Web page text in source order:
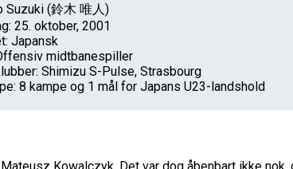
Suzuki (鈴木 唯人)
25. oktober, 2001
Japansk
midtbanespiller
Shimizu S-Pulse, Strasbourg
8 kampe og 1 mål for Japans U23-landshold